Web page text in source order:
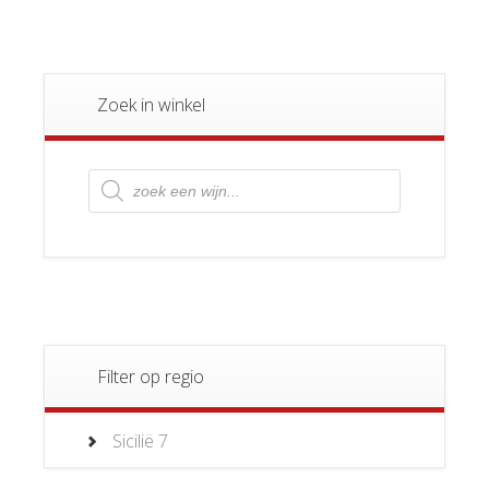
Zoek in winkel
Producten
zoeken
Filter op regio
Sicilië 7